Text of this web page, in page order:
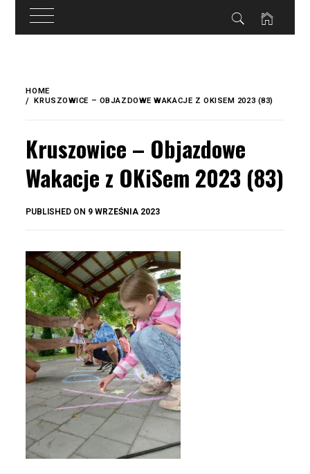
treści
content
HOME
KRUSZOWICE – OBJAZDOWE WAKACJE Z OKISEM 2023 (83)
Kruszowice – Objazdowe
Wakacje z OKiSem 2023 (83)
PUBLISHED ON 9 WRZEŚNIA 2023